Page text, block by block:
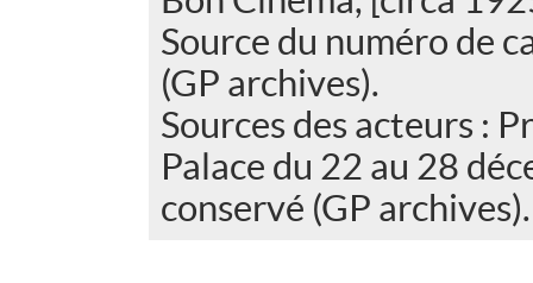
Source du numéro de
(GP archives).
Sources des acteurs :
Palace du 22 au 28
conservé (GP archives).